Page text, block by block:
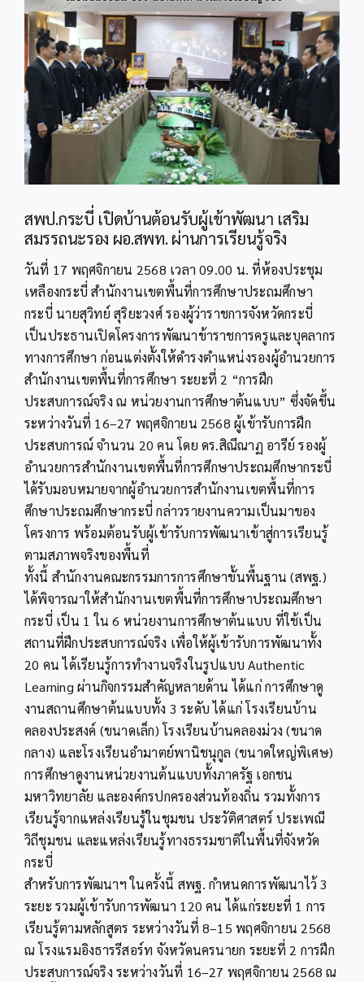
Image
สพป.กระบี่ เปิดบ้านต้อนรับผู้เข้าพัฒนา เสริม
สมรรถนะรอง ผอ.สพท. ผ่านการเรียนรู้จริง
วันที่ 17 พฤศจิกายน 2568 เวลา 09.00 น. ที่ห้องประชุม
เหลืองกระบี่ สำนักงานเขตพื้นที่การศึกษาประถมศึกษา
กระบี่ นายสุวิทย์ สุริยะวงศ์ รองผู้ว่าราชการจังหวัดกระบี่
เป็นประธานเปิดโครงการพัฒนาข้าราชการครูและบุคลากร
ทางการศึกษา ก่อนแต่งตั้งให้ดำรงตำแหน่งรองผู้อำนวยการ
สำนักงานเขตพื้นที่การศึกษา ระยะที่ 2 “การฝึก
ประสบการณ์จริง ณ หน่วยงานการศึกษาต้นแบบ” ซึ่งจัดขึ้น
ระหว่างวันที่ 16–27 พฤศจิกายน 2568 ผู้เข้ารับการฝึก
ประสบการณ์ จำนวน 20 คน โดย ดร.สิณีณาฏ อารีย์ รองผู้
อำนวยการสำนักงานเขตพื้นที่การศึกษาประถมศึกษากระบี่
ได้รับมอบหมายจากผู้อำนวยการสำนักงานเขตพื้นที่การ
ศึกษาประถมศึกษากระบี่ กล่าวรายงานความเป็นมาของ
โครงการ พร้อมต้อนรับผู้เข้ารับการพัฒนาเข้าสู่การเรียนรู้
ตามสภาพจริงของพื้นที่
ทั้งนี้ สำนักงานคณะกรรมการการศึกษาขั้นพื้นฐาน (สพฐ.)
ได้พิจารณาให้สำนักงานเขตพื้นที่การศึกษาประถมศึกษา
กระบี่ เป็น 1 ใน 6 หน่วยงานการศึกษาต้นแบบ ที่ใช้เป็น
สถานที่ฝึกประสบการณ์จริง เพื่อให้ผู้เข้ารับการพัฒนาทั้ง
20 คน ได้เรียนรู้การทำงานจริงในรูปแบบ Authentic
Learning ผ่านกิจกรรมสำคัญหลายด้าน ได้แก่ การศึกษาดู
งานสถานศึกษาต้นแบบทั้ง 3 ระดับ ได้แก่ โรงเรียนบ้าน
คลองประสงค์ (ขนาดเล็ก) โรงเรียนบ้านคลองม่วง (ขนาด
กลาง) และโรงเรียนอำมาตย์พานิชนุกูล (ขนาดใหญ่พิเศษ)
การศึกษาดูงานหน่วยงานต้นแบบทั้งภาครัฐ เอกชน
มหาวิทยาลัย และองค์กรปกครองส่วนท้องถิ่น รวมทั้งการ
เรียนรู้จากแหล่งเรียนรู้ในชุมชน ประวัติศาสตร์ ประเพณี
วิถีชุมชน และแหล่งเรียนรู้ทางธรรมชาติในพื้นที่จังหวัด
กระบี่
สำหรับการพัฒนาฯ ในครั้งนี้ สพฐ. กำหนดการพัฒนาไว้ 3
ระยะ รวมผู้เข้ารับการพัฒนา 120 คน ได้แก่ระยะที่ 1 การ
เรียนรู้ตามหลักสูตร ระหว่างวันที่ 8–15 พฤศจิกายน 2568
ณ โรงแรมอิงธารรีสอร์ท จังหวัดนครนายก ระยะที่ 2 การฝึก
ประสบการณ์จริง ระหว่างวันที่ 16–27 พฤศจิกายน 2568 ณ